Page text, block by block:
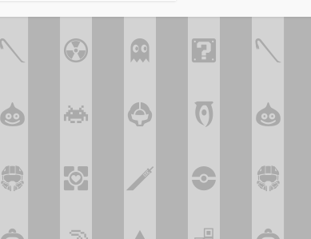
Looking for Fael